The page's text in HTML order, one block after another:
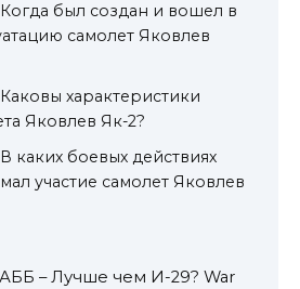
Когда был создан и вошел в
самолет Яковлев
Каковы характеристики
Яковлев Як-2?
В каких боевых действиях
участие самолет Яковлев
– Лучше чем И-29? War